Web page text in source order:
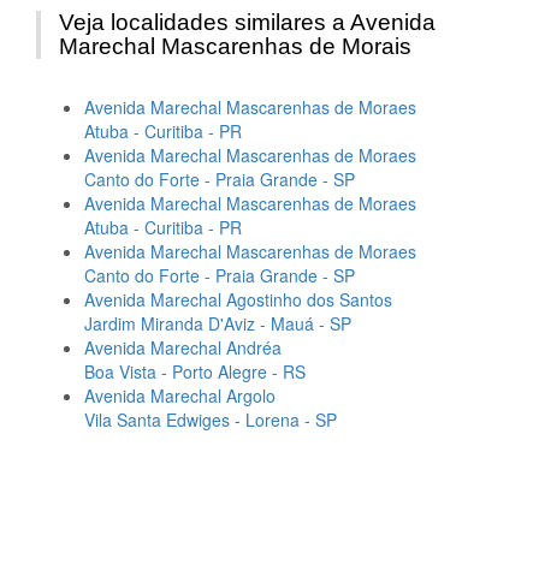
Veja localidades similares a Avenida
Marechal Mascarenhas de Morais
Avenida Marechal Mascarenhas de Moraes
Atuba - Curitiba - PR
Avenida Marechal Mascarenhas de Moraes
Canto do Forte - Praia Grande - SP
Avenida Marechal Mascarenhas de Moraes
Atuba - Curitiba - PR
Avenida Marechal Mascarenhas de Moraes
Canto do Forte - Praia Grande - SP
Avenida Marechal Agostinho dos Santos
Jardim Miranda D'Aviz - Mauá - SP
Avenida Marechal Andréa
Boa Vista - Porto Alegre - RS
Avenida Marechal Argolo
Vila Santa Edwiges - Lorena - SP